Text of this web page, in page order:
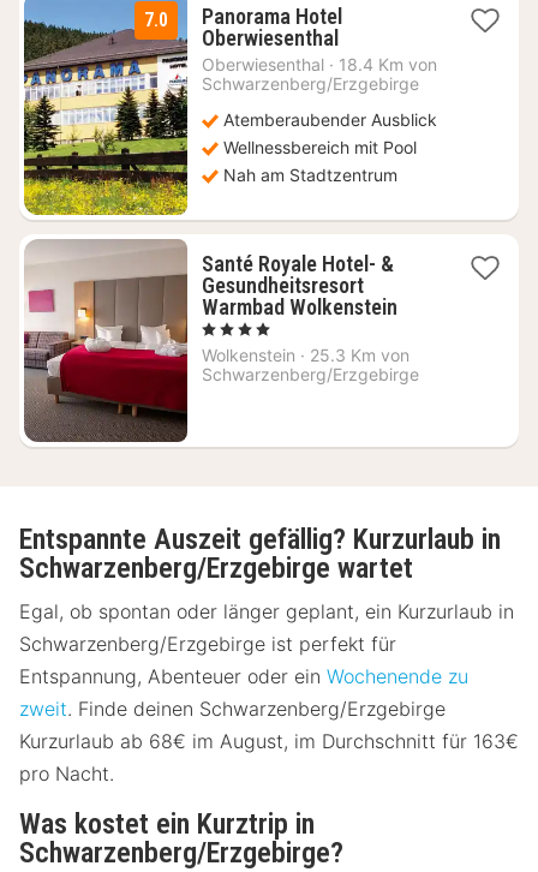
7.0
Panorama Hotel
Oberwiesenthal1
Nacht
ab
€
Oberwiesenthal · 18.4 Km von
Schwarzenberg/Erzgebirge
Atemberaubender Ausblick
Wellnessbereich mit Pool
Nah am Stadtzentrum
Santé Royale Hotel- &
Gesundheitsresort
Warmbad Wolkenstein2
ab
232
€
, 4 Sterne
Wolkenstein · 25.3 Km von
Schwarzenberg/Erzgebirge
Entspannte Auszeit gefällig? Kurzurlaub in
Schwarzenberg/Erzgebirge wartet
Egal, ob spontan oder länger geplant, ein Kurzurlaub in
Schwarzenberg/Erzgebirge ist perfekt für
Entspannung, Abenteuer oder ein Wochenende zu
zweit. Finde deinen Schwarzenberg/Erzgebirge
Kurzurlaub ab 68€ im August, im Durchschnitt für 163€
pro Nacht.
Was kostet ein Kurztrip in
Schwarzenberg/Erzgebirge?